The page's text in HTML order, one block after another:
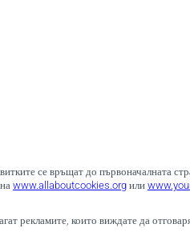
се връщат до първоначалната
www.allaboutcookies.org или
рекламите, които виждате да